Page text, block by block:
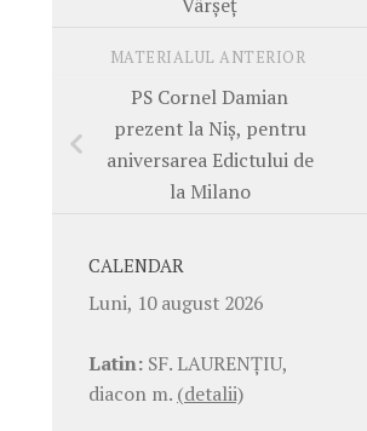
MATERIALUL ANTERIOR
PS Cornel Damian
prezent la Niş, pentru
aniversarea Edictului de
la Milano
CALENDAR
Luni, 10 august 2026
Latin: SF. LAURENŢIU,
diacon m. (detalii)